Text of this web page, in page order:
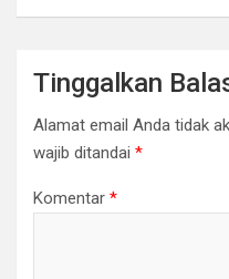
Tinggalkan
Alamat email Anda tidak
wajib ditandai *
Komentar *